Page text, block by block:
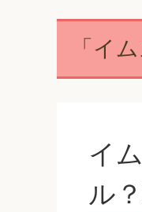
「イ
イ
ル